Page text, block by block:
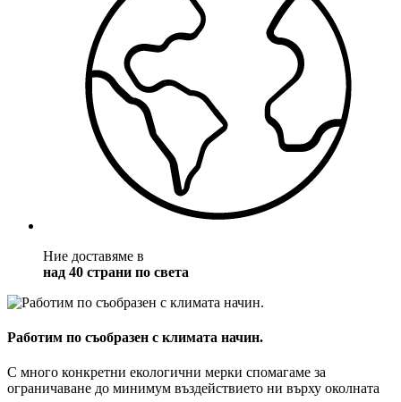
Ние доставяме в
над 40 страни по света
Работим по съобразен с климата начин.
С много конкретни екологични мерки спомагаме за
ограничаване до минимум въздействието ни върху околната